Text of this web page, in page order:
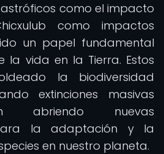
como el impacto
como impactos
un papel fundamental
la vida en la Tierra. Estos
la biodiversidad
extinciones masivas
abriendo nuevas
la adaptación y la
en nuestro planeta.